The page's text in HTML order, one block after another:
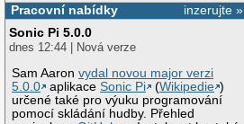
inzerujte »
Pracovní nabídky
Sonic Pi 5.0.0
dnes 12:44 | Nová verze
Sam Aaronvydal novou major verzi
5.0.0
aplikaceSonic Pi (Wikipedie )
určené také pro výuku programování
pomocí skládání hudby. Přehled